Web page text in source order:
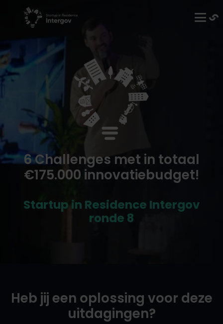
6 Challenges met in totaal
€175.000 innovatiebudget!
Startup in Residence Intergov
ronde 8
Heb jij een oplossing voor deze
uitdagingen?